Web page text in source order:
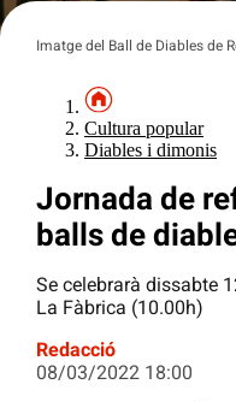
Imatge del Ball de Diables de
Cultura popular
Diables i dimonis
Jornada de
balls de
Se celebrarà dissabte
La Fàbrica (10.00h)
Redacció
08/03/2022 18:00